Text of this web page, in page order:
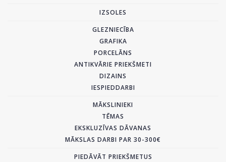
IZSOLES
GLEZNIECĪBA
GRAFIKA
PORCELĀNS
ANTIKVĀRIE PRIEKŠMETI
DIZAINS
IESPIEDDARBI
MĀKSLINIEKI
TĒMAS
EKSKLUZĪVAS DĀVANAS
MĀKSLAS DARBI PAR 30-300€
PIEDĀVĀT PRIEKŠMETUS